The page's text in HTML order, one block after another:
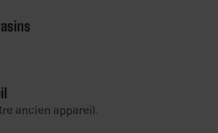
ancien appareil.